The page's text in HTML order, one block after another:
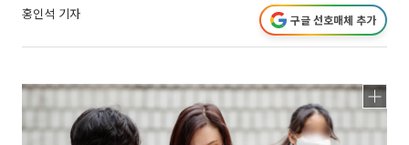
홍인석 기자 구글 선호매체 추가